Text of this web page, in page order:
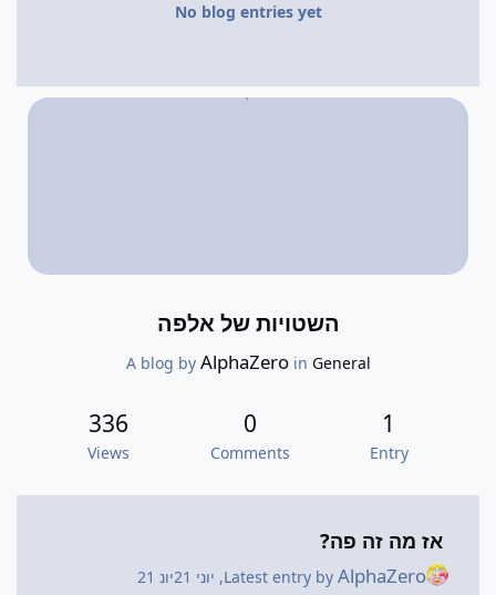
No blog entries yet
השטויות של אלפה
A blog by AlphaZeroin General
1
Entry
0
Comments
336
Views
אז מה זה פה?
Latest entry byAlphaZero
, יוני 21
יונ 21